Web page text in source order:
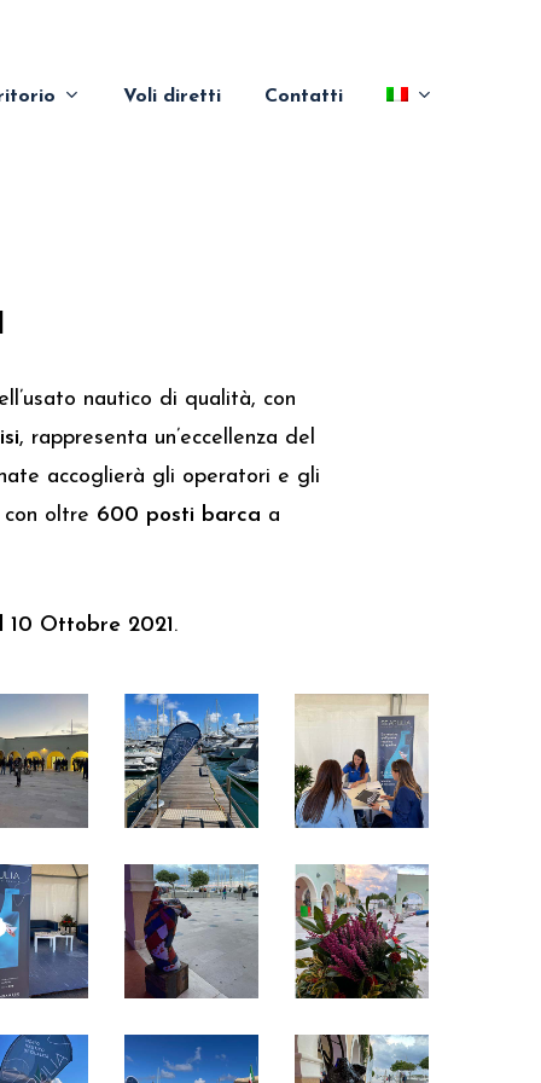
Voli diretti Contatti
nautico di qualità, con
, rappresenta un’eccellenza del
accoglierà gli operatori e gli
oltre 600 posti barca a
10 Ottobre 2021.